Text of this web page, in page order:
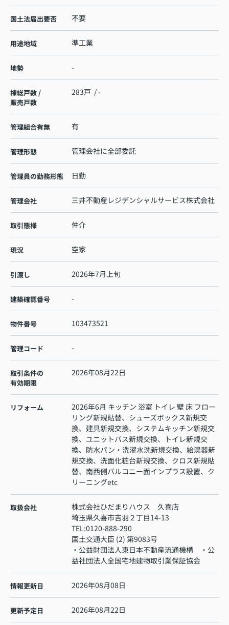
国土法届出要否 不要
用途地域 準工業
地勢 -
棟総戸数 /
販売戸数
283戸 / -
管理組合有無 有
管理形態 管理会社に全部委託
管理員の勤務形態 日勤
管理会社 三井不動産レジデンシャルサービス株式会社
取引態様 仲介
現況 空家
引渡し 2026年7月上旬
建築確認番号 -
物件番号 103473521
管理コード -
取引条件の
有効期限
2026年08月22日
リフォーム
2026年6月 キッチン 浴室 トイレ 壁 床 フロー
リング新規貼替、シューズボックス新規交
換、建具新規交換、システムキッチン新規交
換、ユニットバス新規交換、トイレ新規交
換、防水パン・洗濯水洗新規交換、給湯器新
規交換、洗面化粧台新規交換、クロス新規貼
替、南西側バルコニー面インプラス設置、ク
リーニングetc
取扱会社
株式会社ひだまりハウス 久喜店
埼玉県久喜市吉羽２丁目14-13
TEL:0120-888-290
国土交通大臣 (2) 第9083号
・公益財団法人東日本不動産流通機構 ・公
益社団法人全国宅地建物取引業保証協会
情報更新日 2026年08月08日
更新予定日 2026年08月22日